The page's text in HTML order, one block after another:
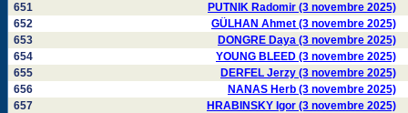
651
PUTNIK Radomir (3 novembre 2025)
652
GÜLHAN Ahmet (3 novembre 2025)
653
DONGRE Daya (3 novembre 2025)
654
YOUNG BLEED (3 novembre 2025)
655
DERFEL Jerzy (3 novembre 2025)
656
NANAS Herb (3 novembre 2025)
657
HRABINSKY Igor (3 novembre 2025)